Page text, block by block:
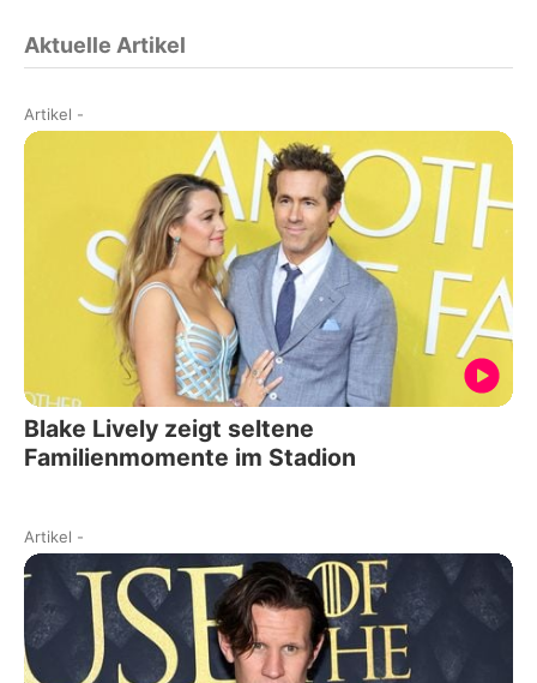
Aktuelle Artikel
Artikel -
Blake Lively zeigt seltene
Familienmomente im Stadion
Artikel -